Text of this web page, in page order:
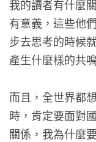
我的讀者有什麼
有意義，這些他
步去思考的時候
產生什麼樣的共
而且，全世界都
時，肯定要面對
關係，我為什麼